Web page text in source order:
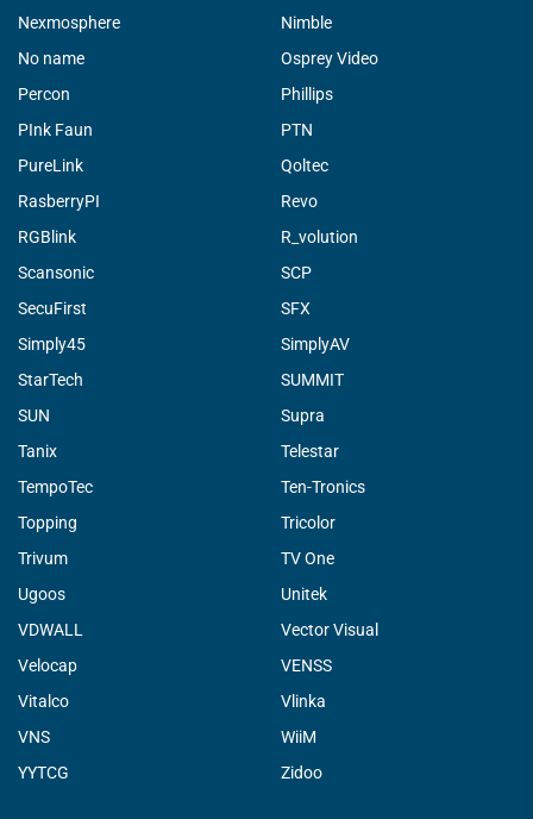
Nexmosphere
Nimble
No name
Osprey Video
Percon
Phillips
PInk Faun
PTN
PureLink
Qoltec
RasberryPI
Revo
RGBlink
R_volution
Scansonic
SCP
SecuFirst
SFX
Simply45
SimplyAV
StarTech
SUMMIT
SUN
Supra
Tanix
Telestar
TempoTec
Ten-Tronics
Topping
Tricolor
Trivum
TV One
Ugoos
Unitek
VDWALL
Vector Visual
Velocap
VENSS
Vitalco
Vlinka
VNS
WiiM
YYTCG
Zidoo